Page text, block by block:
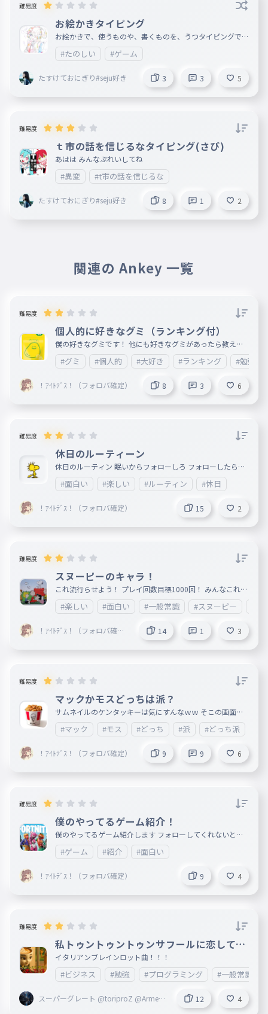
難易度
お絵かきタイピング
お絵かきで、使うものや、書くものを、うつタイピングです
。
#たのしい #ゲーム
たすけておにぎり#seju好き 3 3 5
難易度
ｔ市の話を信じるなタイピング(さび)
あはは みんなぷれいしてね
#異変 #t市の話を信じるな
たすけておにぎり#seju好き 8 1 2
関連の Ankey 一覧
難易度
個人的に好きなグミ（ランキング付）
僕の好きなグミです！ 他にも好きなグミがあったら教えて
！ フォローしたら叫んであげる
#グミ #個人的 #大好き #ランキング #勉強
！ｱｲﾄﾃﾞｽ！（フォロバ確定） 8 3 6
難易度
休日のルーティーン
休日のルーティン 眠いからフォローしろ フォローしたら叫
ぶ
#面白い #楽しい #ルーティン #休日
！ｱｲﾄﾃﾞｽ！（フォロバ確定） 15 2
難易度
スヌーピーのキャラ！
これ流行らせよう！ プレイ回数目標1000回！ みんなこれ拡
散して流行らせてね！ みんなの好きなキャラ教えて！ よろ
しく
#楽しい #面白い #一般常識 #スヌーピー
！ｱｲﾄﾃﾞｽ！（フォロバ確定
14 1 3
難易度
マックかモスどっちは派？
サムネイルのケンタッキーは気にすんなｗｗ そこの画面の
向こうの君！フォローしろ！ コメントも忘れんな！ よろし
く コメントしてくれたら叫ぶ
#マック #モス #どっち #派 #どっち派
！ｱｲﾄﾃﾞｽ！（フォロバ確定） 9 9 6
難易度
僕のやってるゲーム紹介！
僕のやってるゲーム紹介します フォローしてくれないとお
前の家まで行くぞｗ よろしくぅ
#ゲーム #紹介 #面白い
！ｱｲﾄﾃﾞｽ！（フォロバ確定） 9 4
難易度
私トゥントゥントゥンサフールに恋してる
歌詞タイピング
イタリアンブレインロット曲！！！
#ビジネス #勉強 #プログラミング #一般常識
スーパーグレート @toriproZ @Armed
12 4